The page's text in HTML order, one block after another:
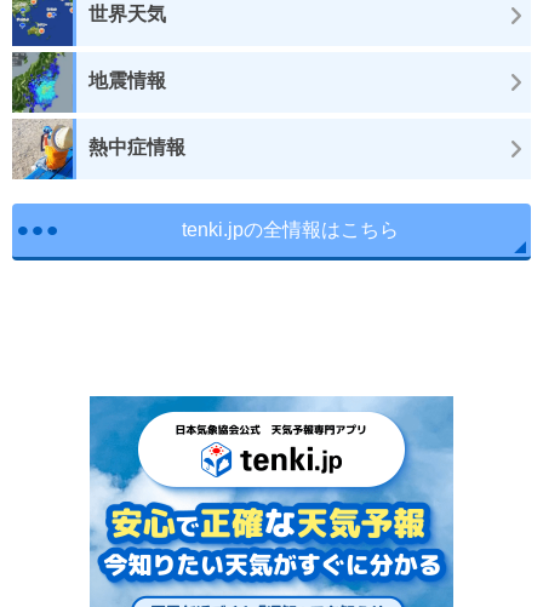
世界天気
地震情報
熱中症情報
tenki.jpの全情報はこちら